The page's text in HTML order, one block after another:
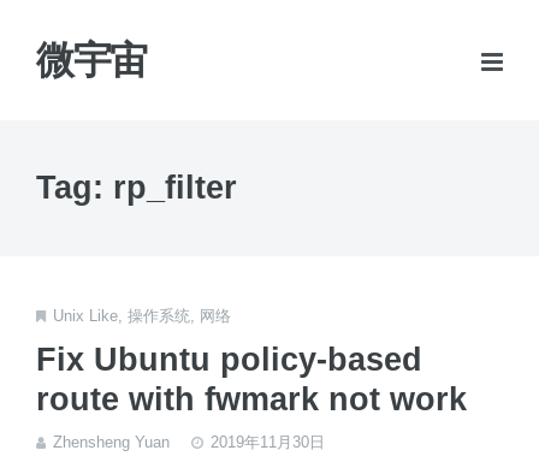
微宇宙
Tag: rp_filter
Unix Like, 操作系统, 网络
Fix Ubuntu policy-based
route with fwmark not work
Zhensheng Yuan 2019年11月30日